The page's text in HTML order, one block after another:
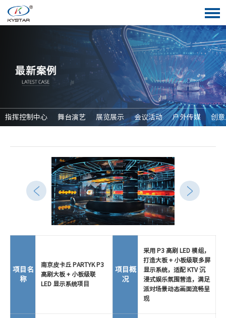
指挥控制中心 舞台演艺 展览展示 会议活动 户外传媒 创
项目名
称
南京皮卡丘 PARTYK P3
高刷大板 + 小板级联
LED 显示系统项目
项目概
况
采用 P3 高刷 LED 模组，
打造大板 + 小板级联多屏
显示系统，适配 KTV 沉
浸式娱乐氛围营造，满足
派对场景动态画面流畅呈
现